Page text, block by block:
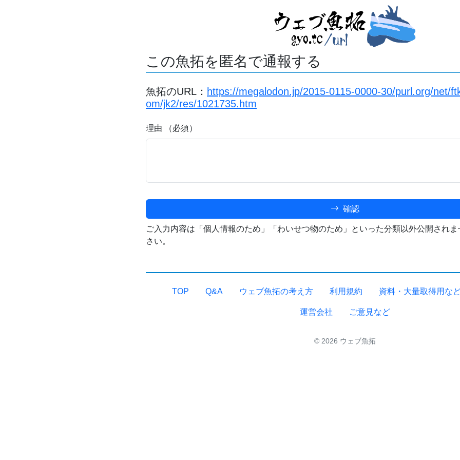
この魚拓を匿名で通報する
魚拓のURL： https://megalodon.jp/2015-0115-0000-30/purl.org/net/
om/jk2/res/1021735.htm
理由 （必須）
確認
ご入力内容は「個人情報のため」「わいせつ物のため」といった分類以外公開され
さい。
TOP Q&A ウェブ魚拓の考え方 利用規約 資料・大量取得用な
運営会社 ご意見など
© 2026 ウェブ魚拓